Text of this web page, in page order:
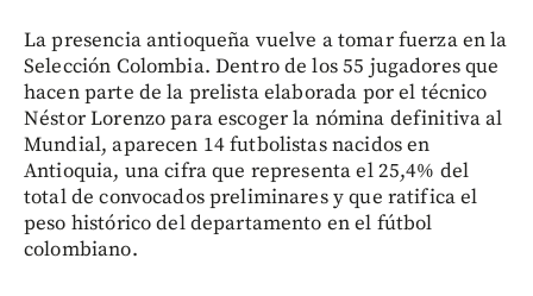
La presencia antioqueña vuelve a tomar fuerza en la
Selección Colombia. Dentro de los 55 jugadores que
hacen parte de la prelista elaborada por el técnico
Néstor Lorenzo para escoger la nómina definitiva al
Mundial, aparecen 14 futbolistas nacidos en
Antioquia, una cifra que representa el 25,4% del
total de convocados preliminares y que ratifica el
peso histórico del departamento en el fútbol
colombiano.